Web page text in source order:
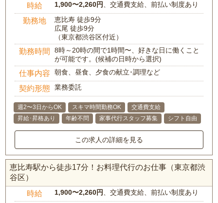
時給 1,900〜2,260円、交通費支給、前払い制度あり
勤務地
恵比寿 徒歩9分
広尾 徒歩9分
（東京都渋谷区付近）
勤務時間
8時～20時の間で1時間〜、好きな日に働くこと
が可能です。(候補の日時から選択)
仕事内容 朝食、昼食、夕食の献立･調理など
契約形態 業務委託
週2〜3日からOK スキマ時間勤務OK
交通費支給
昇給･昇格あり
年齢不問 家事代行スタッフ募集 シフト自由
この求人の詳細を見る
恵比寿駅から徒歩17分！お料理代行のお仕事（東京都渋
谷区）
時給 1,900〜2,260円、交通費支給、前払い制度あり